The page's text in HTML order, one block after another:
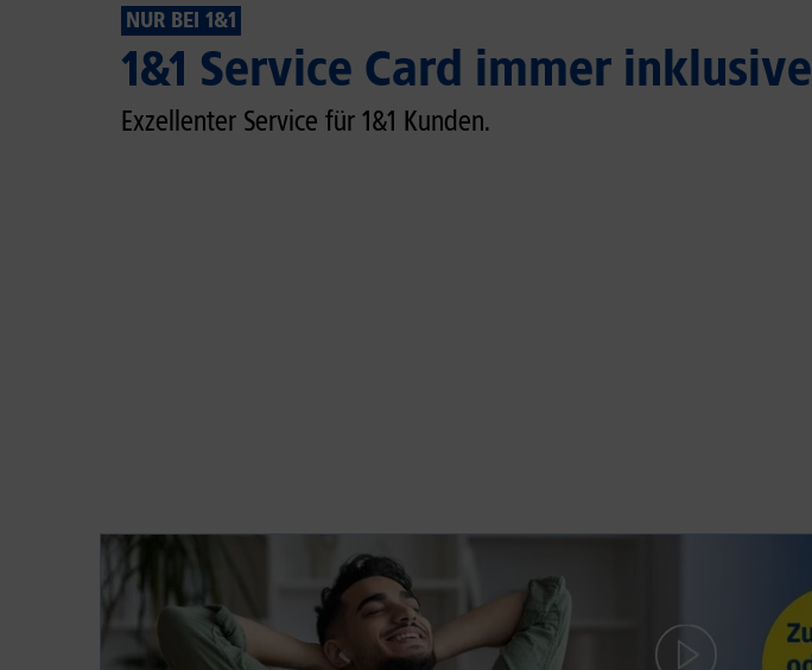
NUR BEI 1&1
1&1 Service Card immer inklusive
Exzellenter Service für 1&1 Kunden.